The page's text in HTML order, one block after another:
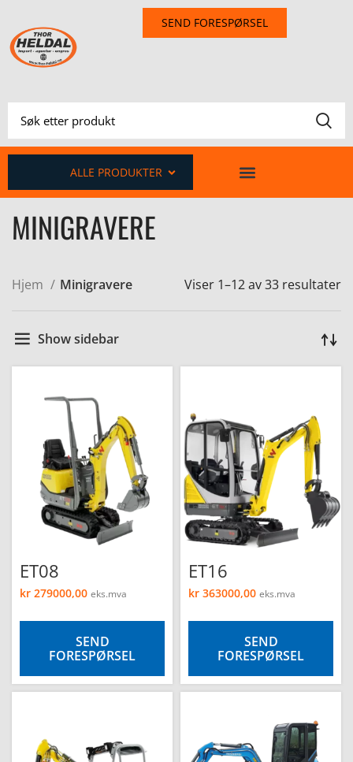
SEND FORESPØRSEL
ALLE PRODUKTER
MINIGRAVERE
Hjem Minigravere Viser 1–12 av 33 resultater
Show sidebar
ET08
kr 279000,00 eks.mva
SEND
FORESPØRSEL
ET16
kr 363000,00 eks.mva
SEND
FORESPØRSEL